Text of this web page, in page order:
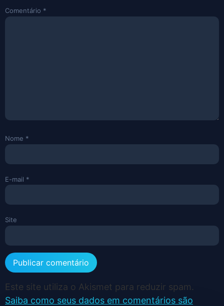
Comentário *
Nome *
E-mail *
Site
Este site utiliza o Akismet para reduzir spam.
Saiba como seus dados em comentários são